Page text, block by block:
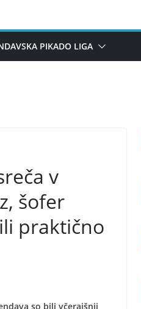
PIKADO LIGA
v
šofer
praktično
so bili včerajšnji